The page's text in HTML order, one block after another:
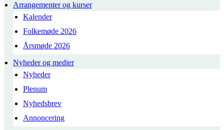
Arrangementer og kurser
Kalender
Folkemøde 2026
Årsmøde 2026
Nyheder og medier
Nyheder
Plenum
Nyhedsbrev
Annoncering